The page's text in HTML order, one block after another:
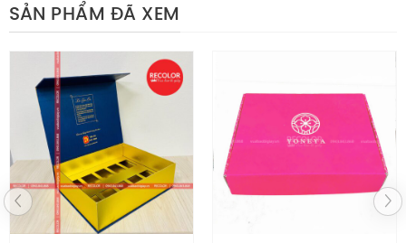
Thông tin sản phẩm thùng carton 3 lớp Sóng C
Cấu tạo thùng carton 3 lớp Sóng C
SẢN PHẨM ĐÃ XEM